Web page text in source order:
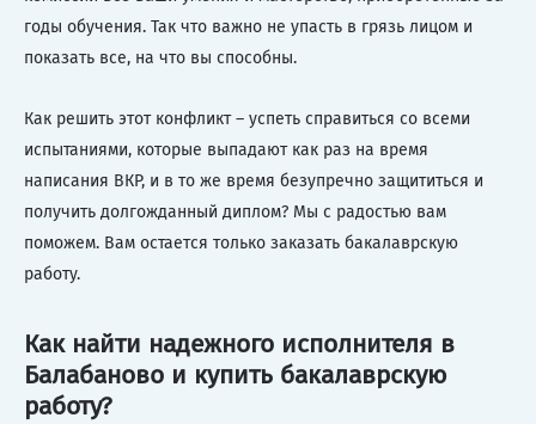
годы обучения. Так что важно не упасть в грязь лицом и
показать все, на что вы способны.
Как решить этот конфликт – успеть справиться со всеми
испытаниями, которые выпадают как раз на время
написания ВКР, и в то же время безупречно защититься и
получить долгожданный диплом? Мы с радостью вам
поможем. Вам остается только заказать бакалаврскую
работу.
Как найти надежного исполнителя в
Балабаново и купить бакалаврскую
работу?